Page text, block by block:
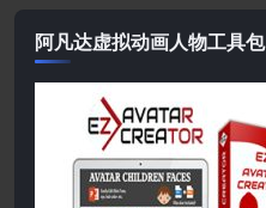
阿凡达虚拟动画人物工具包